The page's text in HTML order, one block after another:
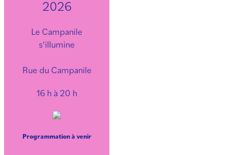
2026
Le Campanile
s'illumine
Rue du Campanile
16 h à 20 h
Programmation à venir